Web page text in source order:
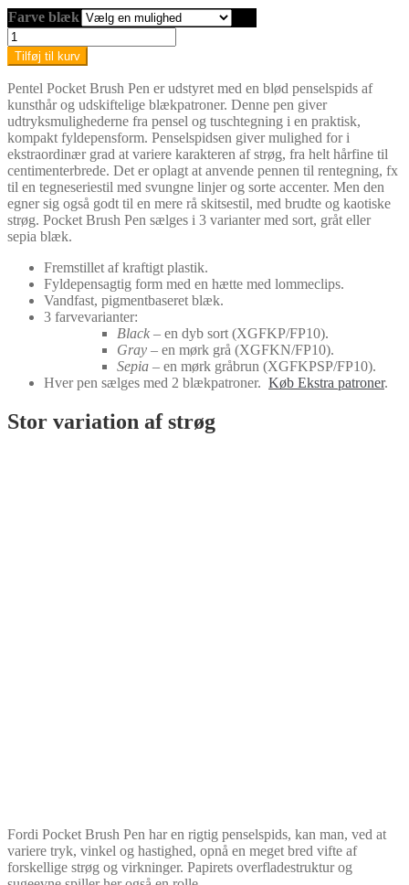
Farve blæk
Pentel
Pocket
Brush
Pen
antal
Tilføj til kurv
Pentel Pocket Brush Pen er udstyret med en blød penselspids af
kunsthår og udskiftelige blækpatroner. Denne pen giver
udtryksmulighederne fra pensel og tuschtegning i en praktisk,
kompakt fyldepensform. Penselspidsen giver mulighed for i
ekstraordinær grad at variere karakteren af strøg, fra helt hårfine til
centimenterbrede. Det er oplagt at anvende pennen til rentegning, fx
til en tegneseriestil med svungne linjer og sorte accenter. Men den
egner sig også godt til en mere rå skitsestil, med brudte og kaotiske
strøg. Pocket Brush Pen sælges i 3 varianter med sort, gråt eller
sepia blæk.
Fremstillet af kraftigt plastik.
Fyldepensagtig form med en hætte med lommeclips.
Vandfast, pigmentbaseret blæk.
3 farvevarianter:
Black – en dyb sort (XGFKP/FP10).
Gray – en mørk grå (XGFKN/FP10).
Sepia – en mørk gråbrun (XGFKPSP/FP10).
Hver pen sælges med 2 blækpatroner. Køb Ekstra patroner.
Stor variation af strøg
Fordi Pocket Brush Pen har en rigtig penselspids, kan man, ved at
variere tryk, vinkel og hastighed, opnå en meget bred vifte af
forskellige strøg og virkninger. Papirets overfladestruktur og